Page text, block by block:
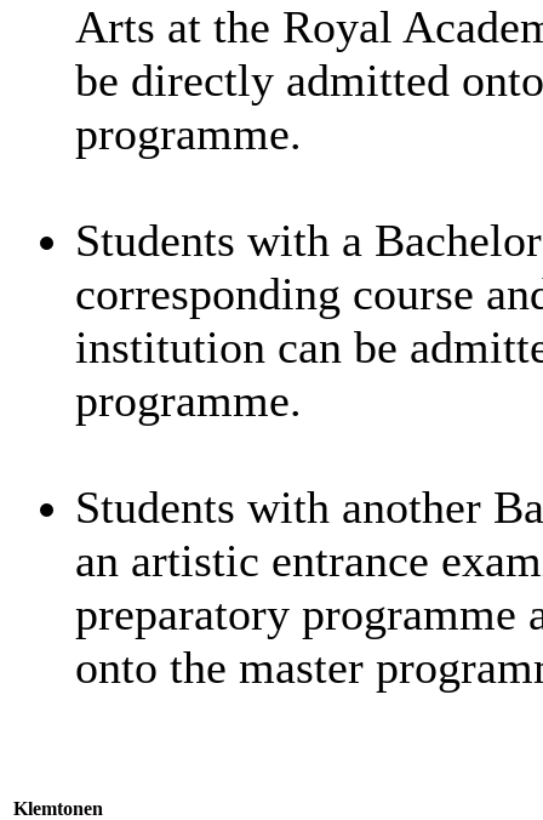
Arts at the Royal
be directly admitted
programme.
Students with a
corresponding course
institution can be
programme.
Students with another
an artistic entrance
preparatory programme
onto the master
Klemtonen